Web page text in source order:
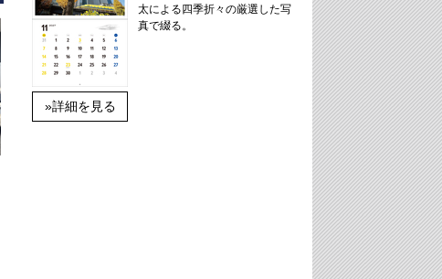
»詳細を見る
太による四季折々の厳選した写
真で綴る。